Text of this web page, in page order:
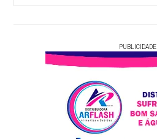
PUBLICIDADE